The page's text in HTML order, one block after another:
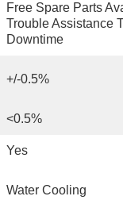
Free Spare Parts
Trouble Assistance
Downtime
+/-0.5%
<0.5%
Yes
Water Cooling